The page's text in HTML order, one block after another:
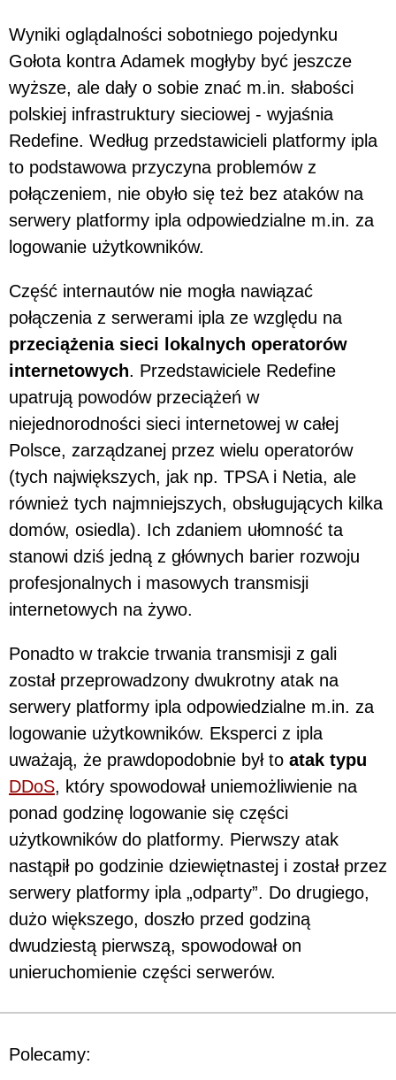
Wyniki oglądalności sobotniego pojedynku
Gołota kontra Adamek mogłyby być jeszcze
wyższe, ale dały o sobie znać m.in. słabości
polskiej infrastruktury sieciowej - wyjaśnia
Redefine. Według przedstawicieli platformy ipla
to podstawowa przyczyna problemów z
połączeniem, nie obyło się też bez ataków na
serwery platformy ipla odpowiedzialne m.in. za
logowanie użytkowników.
Część internautów nie mogła nawiązać
połączenia z serwerami ipla ze względu na
przeciążenia sieci lokalnych operatorów
internetowych. Przedstawiciele Redefine
upatrują powodów przeciążeń w
niejednorodności sieci internetowej w całej
Polsce, zarządzanej przez wielu operatorów
(tych największych, jak np. TPSA i Netia, ale
również tych najmniejszych, obsługujących kilka
domów, osiedla). Ich zdaniem ułomność ta
stanowi dziś jedną z głównych barier rozwoju
profesjonalnych i masowych transmisji
internetowych na żywo.
Ponadto w trakcie trwania transmisji z gali
został przeprowadzony dwukrotny atak na
serwery platformy ipla odpowiedzialne m.in. za
logowanie użytkowników. Eksperci z ipla
uważają, że prawdopodobnie był to atak typu
DDoS, który spowodował uniemożliwienie na
ponad godzinę logowanie się części
użytkowników do platformy. Pierwszy atak
nastąpił po godzinie dziewiętnastej i został przez
serwery platformy ipla „odparty”. Do drugiego,
dużo większego, doszło przed godziną
dwudziestą pierwszą, spowodował on
unieruchomienie części serwerów.
Polecamy: